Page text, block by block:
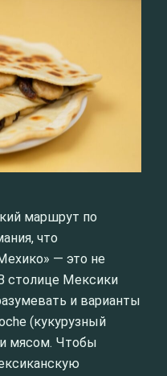
маршрут по
что
— это не
столице Мексики
и варианты
(кукурузный
мясом. Чтобы